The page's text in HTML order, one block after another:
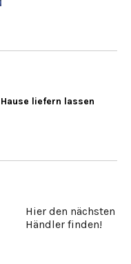
liefern lassen
Hier den nächsten
Händler finden!